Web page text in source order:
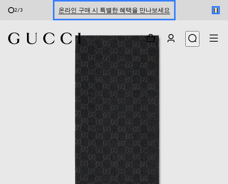
2/3 온라인 구매 시 특별한 혜택을 만나보세요
한정 기간 만나보는 장기 무이자 할부 서비스